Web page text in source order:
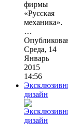
фирмы
«Русская
механика».
…
Среда, 14
Январь
2015
14:56
дизайн